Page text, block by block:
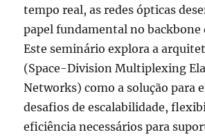
tempo real, as redes ópticas
papel fundamental no
Este seminário explora a
(Space-Division Multiplexing
Networks) como a solução para
desafios de escalabilidade,
eficiência necessários para